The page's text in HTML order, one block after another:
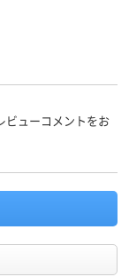
ビューコメントをお